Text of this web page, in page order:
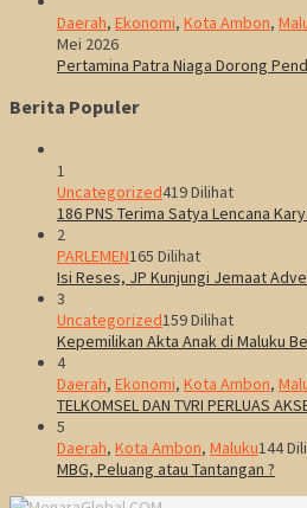
Daerah, Ekonomi, Kota Ambon,
Mei 2026
Pertamina Patra Niaga Dorong
Berita Populer
1
Uncategorized419 Dilihat
186 PNS Terima Satya Lencana
2
PARLEMEN165 Dilihat
Isi Reses, JP Kunjungi Jemaat
3
Uncategorized159 Dilihat
Kepemilikan Akta Anak di Maluku
4
Daerah, Ekonomi, Kota Ambon,
TELKOMSEL DAN TVRI PERLUAS
5
Daerah, Kota Ambon, Maluku144
MBG, Peluang atau Tantangan ?